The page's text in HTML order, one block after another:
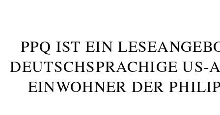
PPQ IST EIN
DEUTSCHSPRACHIGE US-
INWOHNER DER